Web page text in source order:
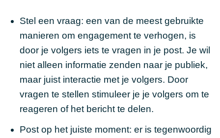
Stel een vraag: een van de meest gebruikte
manieren om engagement te verhogen, is
door je volgers iets te vragen in je post. Je wil
niet alleen informatie zenden naar je publiek,
maar juist interactie met je volgers. Door
vragen te stellen stimuleer je je volgers om te
reageren of het bericht te delen.
Post op het juiste moment: er is tegenwoordig